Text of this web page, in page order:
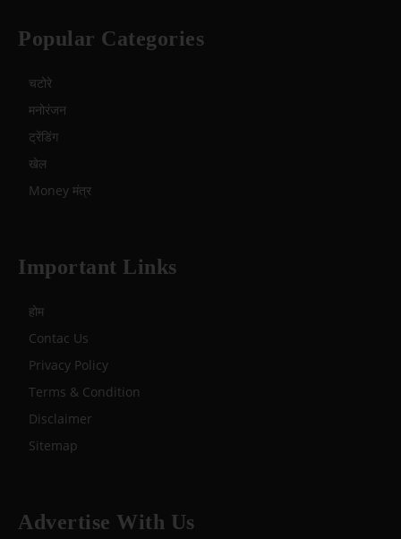
Popular Categories
चटोरे
मनोरंजन
ट्रेंडिंग
खेल
Money मंत्र
Important Links
होम
Contac Us
Privacy Policy
Terms & Condition
Disclaimer
Sitemap
Advertise With Us